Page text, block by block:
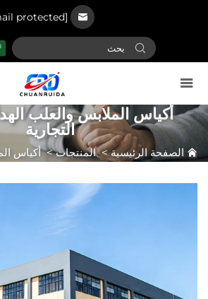
[email protected]
أكياس الملابس والعلب
التجارية
الصفحة الرئيسية>المنتجات>أكياس الملابس